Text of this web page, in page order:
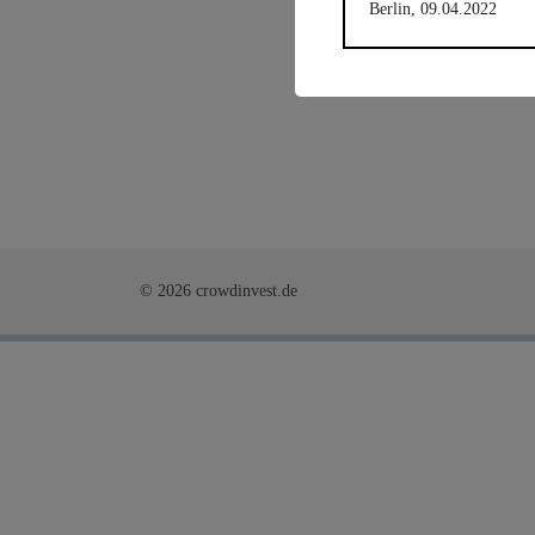
Anlagestatus
Plattform
© 2026 crowdinvest.de
Berlin, 09.04.2022